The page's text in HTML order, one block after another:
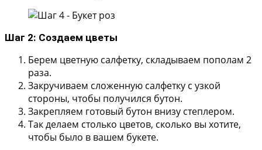
Шаг 2: Создаем цветы
Берем цветную салфетку, складываем пополам 2
раза.
Закручиваем сложенную салфетку с узкой
стороны, чтобы получился бутон.
Закрепляем готовый бутон внизу степлером.
Так делаем столько цветов, сколько вы хотите,
чтобы было в вашем букете.